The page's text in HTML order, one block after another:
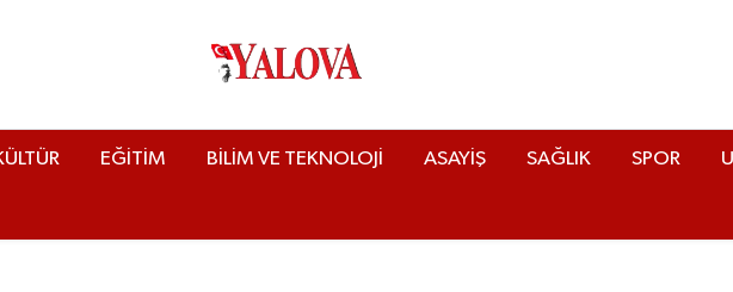
EĞİTİM BİLİM VE TEKNOLOJİ ASAYİŞ SAĞLIK SPOR